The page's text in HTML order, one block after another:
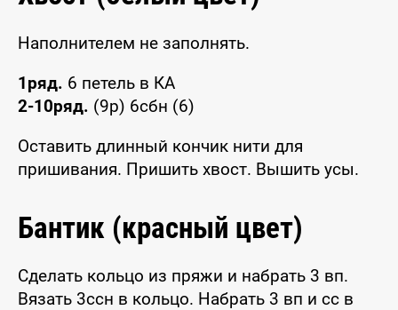
Наполнителем не заполнять.
1ряд. 6 петель в КА
2-10ряд. (9р) 6сбн (6)
Оставить длинный кончик нити для
пришивания. Пришить хвост. Вышить усы.
Бантик (красный цвет)
Сделать кольцо из пряжи и набрать 3 вп.
Вязать 3ссн в кольцо. Набрать 3 вп и сс в